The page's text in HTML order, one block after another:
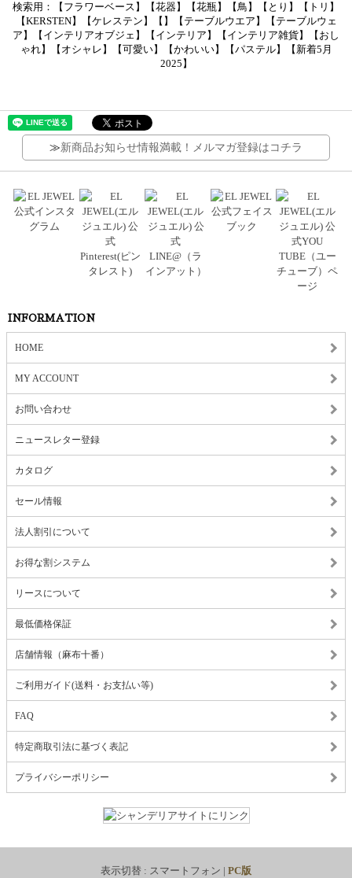
検索用：【フラワーベース】【花器】【花瓶】【鳥】【とり】【トリ】
【KERSTEN】【ケレステン】【】【テーブルウエア】【テーブルウェ
ア】【インテリアオブジェ】【インテリア】【インテリア雑貨】【おし
ゃれ】【オシャレ】【可愛い】【かわいい】【パステル】【新着5月
2025】
≫新商品お知らせ情報満載！メルマガ登録はコチラ
INFORMATION
HOME
MY ACCOUNT
お問い合わせ
ニュースレター登録
カタログ
セール情報
法人割引について
お得な割システム
リースについて
最低価格保証
店舗情報（麻布十番）
ご利用ガイド(送料・お支払い等)
FAQ
特定商取引法に基づく表記
プライバシーポリシー
表示切替 : スマートフォン | PC版